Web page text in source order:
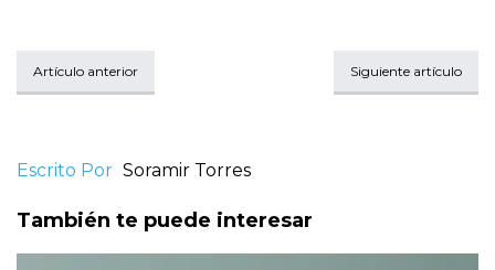
Artículo anterior Siguiente artículo
Escrito Por Soramir Torres
También te puede interesar